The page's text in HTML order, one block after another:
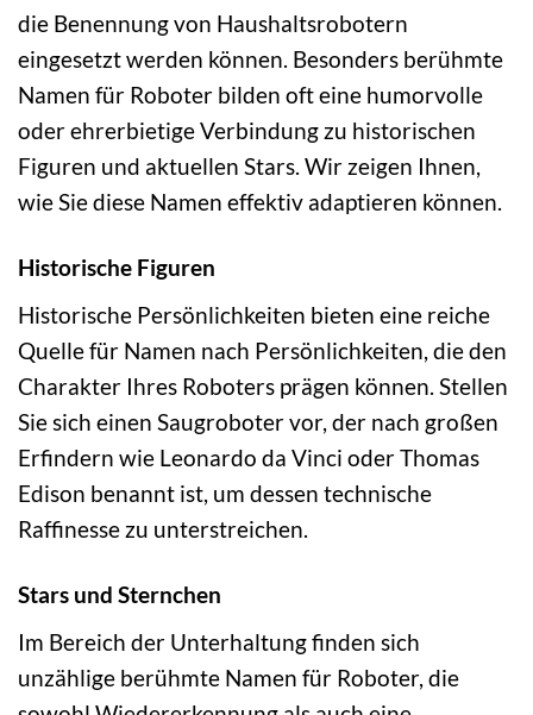
die Benennung von Haushaltsrobotern
eingesetzt werden können. Besonders berühmte
Namen für Roboter bilden oft eine humorvolle
oder ehrerbietige Verbindung zu historischen
Figuren und aktuellen Stars. Wir zeigen Ihnen,
wie Sie diese Namen effektiv adaptieren können.
Historische Figuren
Historische Persönlichkeiten bieten eine reiche
Quelle für Namen nach Persönlichkeiten, die den
Charakter Ihres Roboters prägen können. Stellen
Sie sich einen Saugroboter vor, der nach großen
Erfindern wie Leonardo da Vinci oder Thomas
Edison benannt ist, um dessen technische
Raffinesse zu unterstreichen.
Stars und Sternchen
Im Bereich der Unterhaltung finden sich
unzählige berühmte Namen für Roboter, die